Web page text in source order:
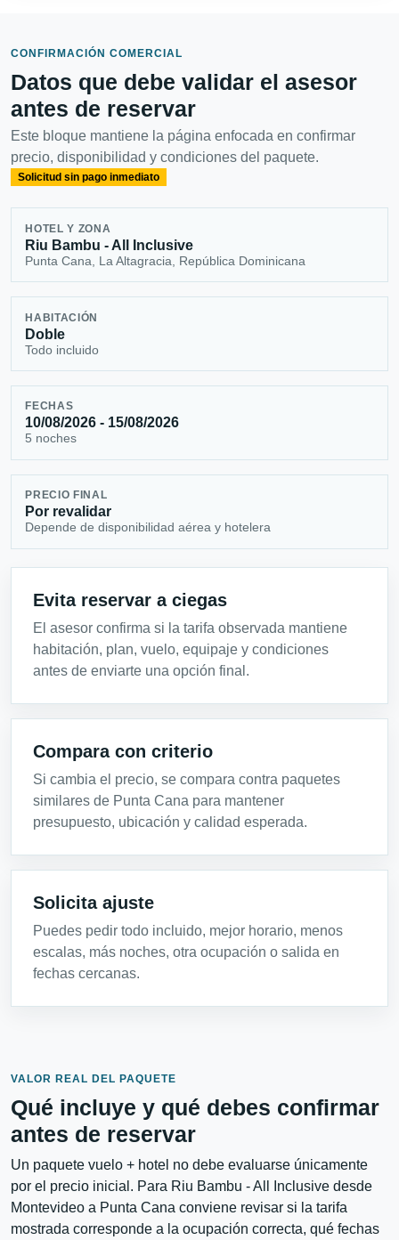
CONFIRMACIÓN COMERCIAL
Datos que debe validar el asesor
antes de reservar
Este bloque mantiene la página enfocada en confirmar
precio, disponibilidad y condiciones del paquete.
Solicitud sin pago inmediato
HOTEL Y ZONA
Riu Bambu - All Inclusive
Punta Cana, La Altagracia, República Dominicana
HABITACIÓN
Doble
Todo incluido
FECHAS
10/08/2026 - 15/08/2026
5 noches
PRECIO FINAL
Por revalidar
Depende de disponibilidad aérea y hotelera
Evita reservar a ciegas
El asesor confirma si la tarifa observada mantiene
habitación, plan, vuelo, equipaje y condiciones
antes de enviarte una opción final.
Compara con criterio
Si cambia el precio, se compara contra paquetes
similares de Punta Cana para mantener
presupuesto, ubicación y calidad esperada.
Solicita ajuste
Puedes pedir todo incluido, mejor horario, menos
escalas, más noches, otra ocupación o salida en
fechas cercanas.
VALOR REAL DEL PAQUETE
Qué incluye y qué debes confirmar
antes de reservar
Un paquete vuelo + hotel no debe evaluarse únicamente
por el precio inicial. Para Riu Bambu - All Inclusive desde
Montevideo a Punta Cana conviene revisar si la tarifa
mostrada corresponde a la ocupación correcta, qué fechas